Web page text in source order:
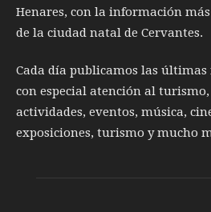
Henares, con la información
de la ciudad natal de Cervantes.
Cada día publicamos las últimas
con especial atención al
actividades, eventos, música,
exposiciones, turismo y mucho